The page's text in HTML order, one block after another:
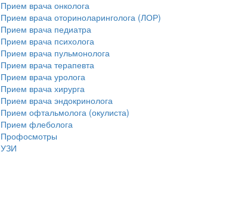
Прием врача онколога
Прием врача оториноларинголога (ЛОР)
Прием врача педиатра
Прием врача психолога
Прием врача пульмонолога
Прием врача терапевта
Прием врача уролога
Прием врача хирурга
Прием врача эндокринолога
Прием офтальмолога (окулиста)
Прием флеболога
Профосмотры
УЗИ